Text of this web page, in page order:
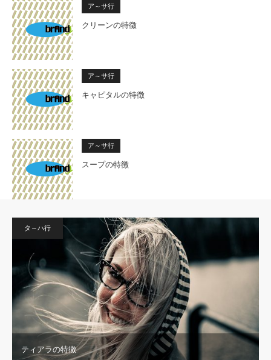
ア～サ行
クリーンの特徴
ア～サ行
キャピタルの特徴
ア～サ行
スープの特徴
タ～ハ行
ティアラの特徴